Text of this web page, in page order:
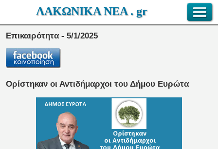
ΛΑΚΩΝΙΚΑ ΝΕΑ . gr
Επικαιρότητα - 5/1/2025
Ορίστηκαν οι Αντιδήμαρχοι του Δήμου Ευρώτα